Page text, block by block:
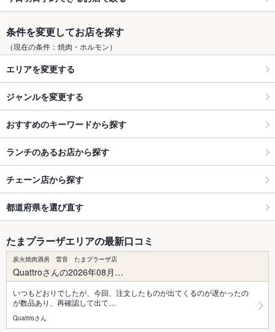
条件を変更してお店を探す
（現在の条件：焼肉・ホルモン）
エリアを変更する
ジャンルを変更する
おすすめのキーワードから探す
ランチのあるお店から探す
チェーン店から探す
都道府県を選び直す
たまプラーザエリアの最新口コミ
炭火焼肉酒房 雷音 たまプラーザ店
Quattroさんの2026年08月…
いつもどおりでしたが、今回、注文したものが出てくるのが遅かったの
が数品あり、再確認して出て…
Quattroさん